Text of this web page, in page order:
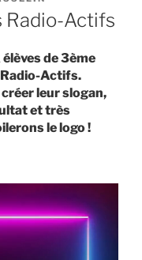
Radio-Actifs
de 3ème
Actifs.
leur slogan,
et très
le logo !